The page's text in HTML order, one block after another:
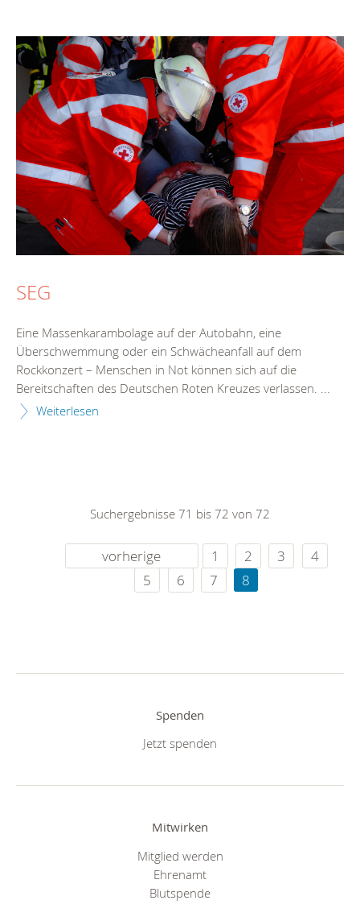
SEG
Eine Massenkarambolage auf der Autobahn, eine
Überschwemmung oder ein Schwächeanfall auf dem
Rockkonzert – Menschen in Not können sich auf die
Bereitschaften des Deutschen Roten Kreuzes verlassen. ...
Weiterlesen
Suchergebnisse 71 bis 72 von 72
vorherige 1 2 3
4
5
6 7 8
Spenden
Jetzt spenden
Mitwirken
Mitglied werden
Ehrenamt
Blutspende